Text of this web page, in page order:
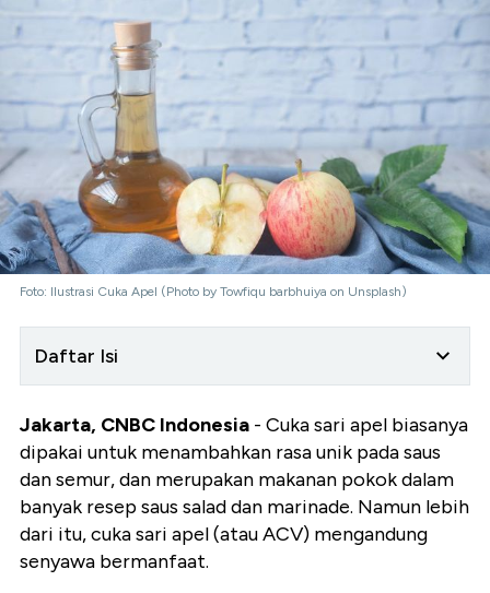
Foto: Ilustrasi Cuka Apel (Photo by Towfiqu barbhuiya on Unsplash)
Daftar Isi
Jakarta, CNBC Indonesia - Cuka sari apel biasanya
dipakai untuk menambahkan rasa unik pada saus
dan semur, dan merupakan makanan pokok dalam
banyak resep saus salad dan marinade. Namun lebih
dari itu, cuka sari apel (atau ACV) mengandung
senyawa bermanfaat.